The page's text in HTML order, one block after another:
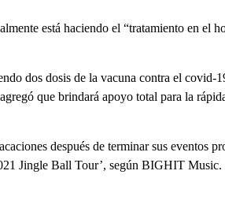
está haciendo el “tratamiento en el
dos dosis de la vacuna contra el covid-
que brindará apoyo total para la
después de terminar sus eventos
Jingle Ball Tour’, según BIGHIT Music.